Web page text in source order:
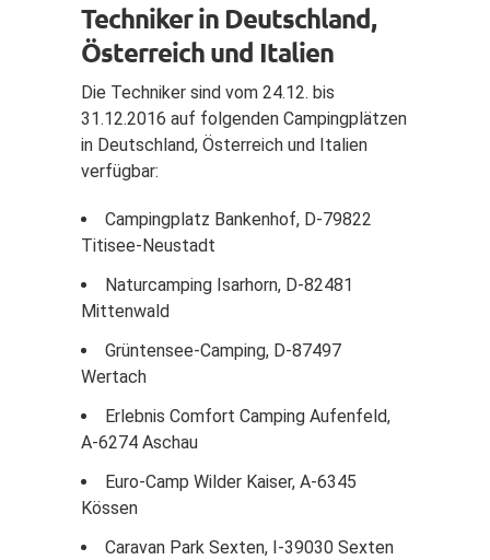
Techniker in Deutschland,
Österreich und Italien
Die Techniker sind vom 24.12. bis
31.12.2016 auf folgenden Campingplätzen
in Deutschland, Österreich und Italien
verfügbar:
Campingplatz Bankenhof, D-79822
Titisee-Neustadt
Naturcamping Isarhorn, D-82481
Mittenwald
Grüntensee-Camping, D-87497
Wertach
Erlebnis Comfort Camping Aufenfeld,
A-6274 Aschau
Euro-Camp Wilder Kaiser, A-6345
Kössen
Caravan Park Sexten, I-39030 Sexten